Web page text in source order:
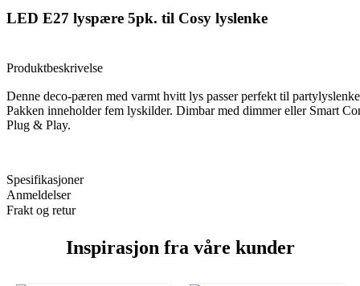
LED E27 lyspære 5pk. til Cosy lyslenke
Produktbeskrivelse
Denne deco-pæren med varmt hvitt lys passer perfekt til
Pakken inneholder fem lyskilder. Dimbar med dimmer eller Smart
Plug & Play.
Spesifikasjoner
Anmeldelser
Frakt og retur
Inspirasjon fra våre kunder